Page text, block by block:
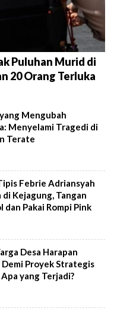
Puluhan Murid di
20 Orang Terluka
Mengubah
Menyelami Tragedi di
Terate
Febrie Adriansyah
di Kejagung, Tangan
dan Pakai Rompi Pink
Desa Harapan
Proyek Strategis
yang Terjadi?